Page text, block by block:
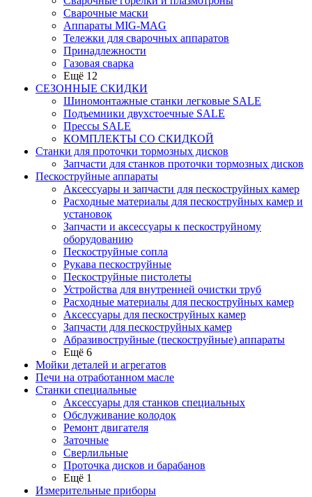
Сварочные маски
Аппараты MIG-MAG
Тележки для сварочных аппаратов
Принадлежности
Газовая сварка
Ещё 12
СЕЗОННЫЕ СКИДКИ
Шиномонтажные станки легковые SALE
Подъемники двухстоечные SALE
Прессы SALE
КОМПЛЕКТЫ СО СКИДКОЙ
Станки для проточки тормозных дисков
Запчасти для станков проточки тормозных дисков
Пескоструйные аппараты
Аксессуары и запчасти для пескоструйных камер
Расходные материалы для пескоструйных камер и
установок
Запчасти и аксессуары к пескоструйному
оборудованию
Пескоструйные сопла
Рукава пескоструйные
Пескоструйные пистолеты
Устройства для внутренней очистки труб
Расходные материалы для пескоструйных камер
Аксессуары для пескоструйных камер
Запчасти для пескоструйных камер
Абразивоструйные (пескоструйные) аппараты
Ещё 6
Мойки деталей и агрегатов
Печи на отработанном масле
Станки специальные
Аксессуары для станков специальных
Обслуживание колодок
Ремонт двигателя
Заточные
Сверлильные
Проточка дисков и барабанов
Ещё 1
Измерительные приборы